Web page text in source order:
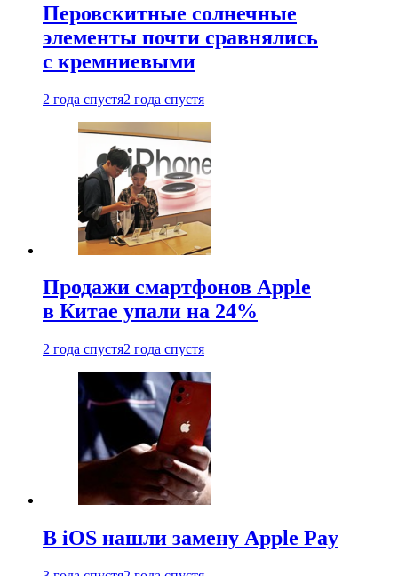
Перовскитные солнечные
элементы почти сравнялись
с кремниевыми
2 года спустя2 года спустя
Продажи смартфонов Apple
в Китае упали на 24%
2 года спустя2 года спустя
В iOS нашли замену Apple Pay